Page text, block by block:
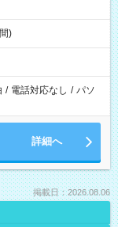
)
/ 電話対応なし / パソ
詳細へ
掲載日：2026.08.06